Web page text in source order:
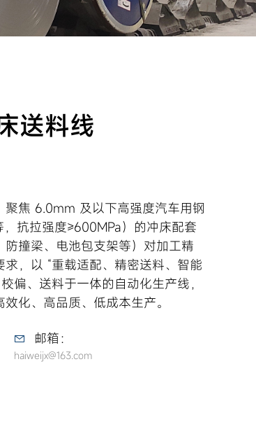
送料线
焦 6.0mm 及以下高强度汽车用钢
，抗拉强度≥600MPa）的冲床配套
撞梁、电池包支架等）对加工精
，以 “重载适配、精密送料、智能
偏、送料于一体的自动化生产线，
化、高品质、低成本生产。
邮箱：
haiweijx@163.com